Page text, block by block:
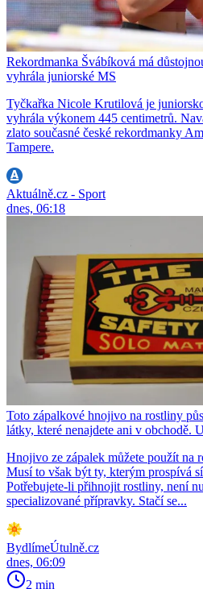
Rekordmanka Švábíková má
vyhrála juniorské MS
Tyčkařka Nicole Krutilová je
vyhrála výkonem 445 centimetrů.
zlato současné české rekordmanky
Tampere.
Aktuálně.cz - Sport
dnes, 06:18
Toto zápalkové hnojivo na rostliny
látky, které nenajdete ani v obchodě.
Hnojivo ze zápalek můžete použít na
Musí to však být ty, kterým prospívá
Potřebujete-li přihnojit rostliny, není
specializované přípravky. Stačí se...
BydlímeÚtulně.cz
dnes, 06:09
2 min